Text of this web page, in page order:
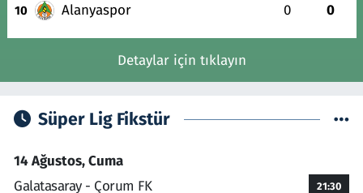
10 Alanyaspor 0 0
Detaylar için tıklayın
Süper Lig Fikstür
14 Ağustos, Cuma
Galatasaray - Çorum FK
21:30